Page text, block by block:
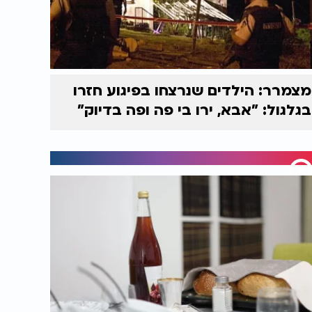
מצמרר: הילדים שנרצחו בפיגוע חזרו
בגלגול: "אבא, ירו בי פה ופה בדיוק"